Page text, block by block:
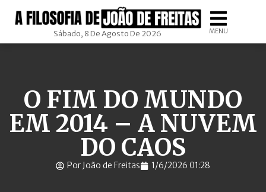
Sábado, 8 De Agosto De 2026 MENU
O FIM DO MUNDO
EM 2014 – A NUVEM
DO CAOS
Por João de Freitas 1/6/2026 01:28